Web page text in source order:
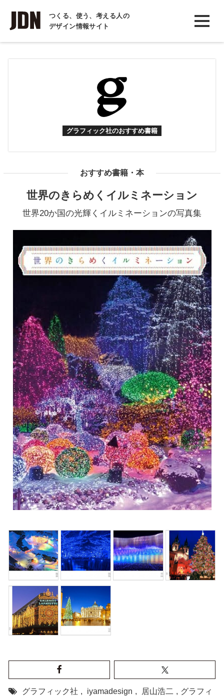
つくる、使う、考える人の
デザイン情報サイト
INTERVIEW
インタビュー
REPORT
グラフィック社のおすすめ書籍
おすすめ書籍・本
世界のきらめくイルミネーション
世界20か国の光輝くイルミネーションの写真集
グラフィック社 , iyamadesign , 居山浩二 , グラフィ